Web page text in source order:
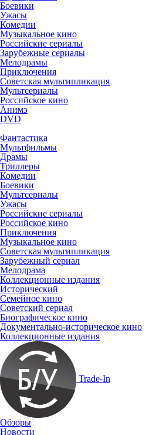
Боевики
Ужасы
Комедии
Музыкальное кино
Российские сериалы
Зарубежные сериалы
Мелодрамы
Приключения
Советская мультипликация
Мультсериалы
Российское кино
Анимэ
DVD
Фантастика
Мультфильмы
Драмы
Триллеры
Комедии
Боевики
Мультсериалы
Ужасы
Российские сериалы
Российское кино
Приключения
Музыкальное кино
Советская мультипликация
Зарубежный сериал
Мелодрама
Коллекционные издания
Исторический
Семейное кино
Советский сериал
Биографическое кино
Документально-историческое кино
Коллекционные издания
Trade-In
Обзоры
Новости